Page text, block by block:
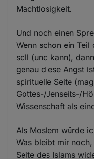
Machtlosigkeit.
Und noch einen
Wenn schon ein
soll (und kann),
genau diese Angst
spirituelle Seite
Gottes-/Jenseits-/
Wissenschaft als
Als Moslem würde
Was bleibt mir
Seite des Islams